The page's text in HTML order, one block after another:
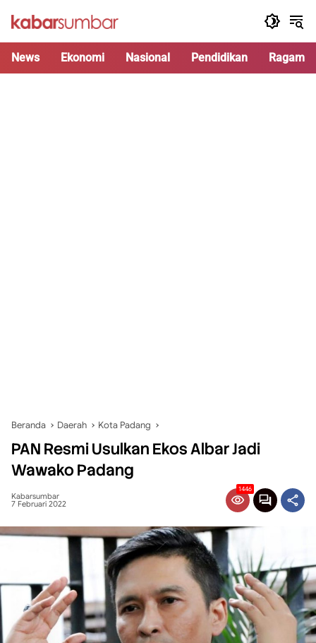
News Ekonomi Nasional Pendidikan Ragam
Beranda Daerah Kota Padang
PAN Resmi Usulkan Ekos Albar Jadi
Wawako Padang
Kabarsumbar
7 Februari 2022
1446